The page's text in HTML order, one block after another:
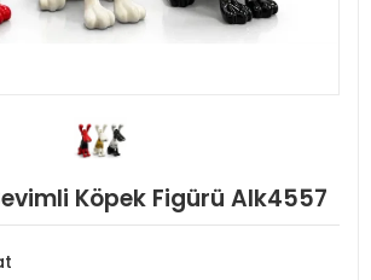
Köpek Figürü Alk4557